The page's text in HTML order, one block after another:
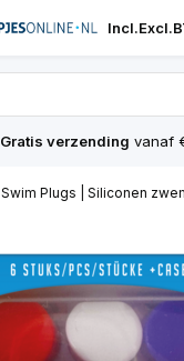
Incl.Excl.
Gratis verzending vanaf
Swim Plugs | Siliconen